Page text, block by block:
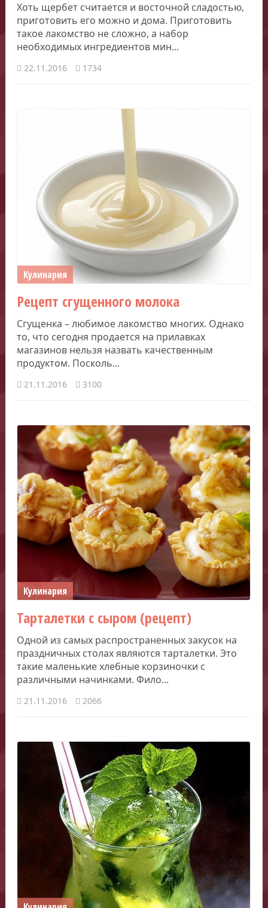
Хоть щербет считается и восточной сладостью,
приготовить его можно и дома. Приготовить
такое лакомство не сложно, а набор
необходимых ингредиентов мин...
22.11.2016 1734
Кулинария
Рецепт сгущенного молока
Сгущенка – любимое лакомство многих. Однако
то, что сегодня продается на прилавках
магазинов нельзя назвать качественным
продуктом. Посколь...
21.11.2016 3100
Кулинария
Тарталетки с сыром (рецепт)
Одной из самых распространенных закусок на
праздничных столах являются тарталетки. Это
такие маленькие хлебные корзиночки с
различными начинками. Фило...
21.11.2016 2066